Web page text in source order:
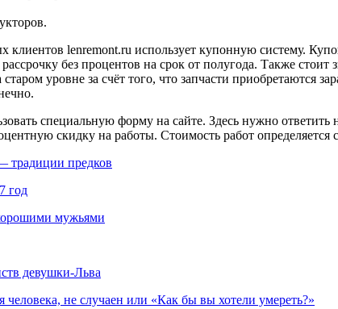
клиентов lenremont.ru использует купонную систему.
без процентов на срок от полугода. Также
уровне за счёт того, что запчасти приобретаются
специальную форму на сайте. Здесь нужно
скидку на работы. Стоимость работ
традиции предков
год
мужьями
девушки-Льва
не случаен или «Как бы вы хотели умереть?»